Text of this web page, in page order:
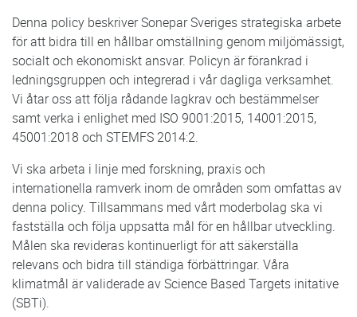
Denna policy beskriver Sonepar Sveriges strategiska arbete
för att bidra till en hållbar omställning genom miljömässigt,
socialt och ekonomiskt ansvar. Policyn är förankrad i
ledningsgruppen och integrerad i vår dagliga verksamhet.
Vi åtar oss att följa rådande lagkrav och bestämmelser
samt verka i enlighet med ISO 9001:2015, 14001:2015,
45001:2018 och STEMFS 2014:2.
Vi ska arbeta i linje med forskning, praxis och
internationella ramverk inom de områden som omfattas av
denna policy. Tillsammans med vårt moderbolag ska vi
fastställa och följa uppsatta mål för en hållbar utveckling.
Målen ska revideras kontinuerligt för att säkerställa
relevans och bidra till ständiga förbättringar. Våra
klimatmål är validerade av Science Based Targets initative
(SBTi).